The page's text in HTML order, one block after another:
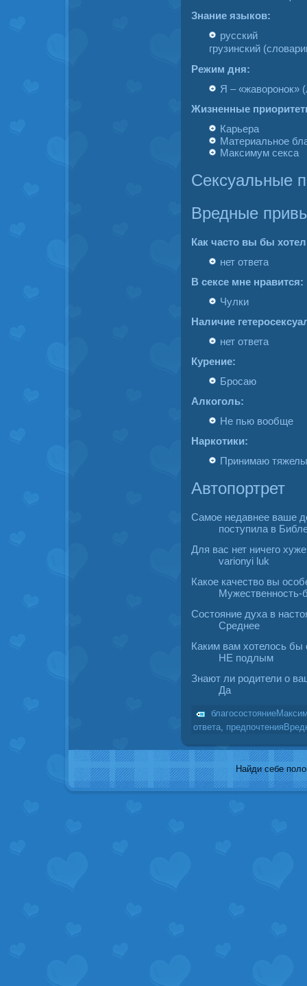
Знание языков:
русский
грузинский
Режим дня:
Я – «жаворонок»
Жизненные
Карьера
Материальное
Максимум секса
Сексуальные
Вредные
Как часто вы бы
нет ответа
В сексе мне нравится:
Чулки
Наличие
нет ответа
Курение:
Бросаю
Алкоголь:
Не пью воοбще
Наркотики:
Принимаю
Автопортрет
Самое недавнее ваше
поступила в
Для вас нет ничего
varionyi luk
Какое качество вы
Мужественность-
Состояние духа в
Среднее
Каким вам хотелось бы
НЕ подлым
Знают ли родители о
Да
ответа,
Найди себе